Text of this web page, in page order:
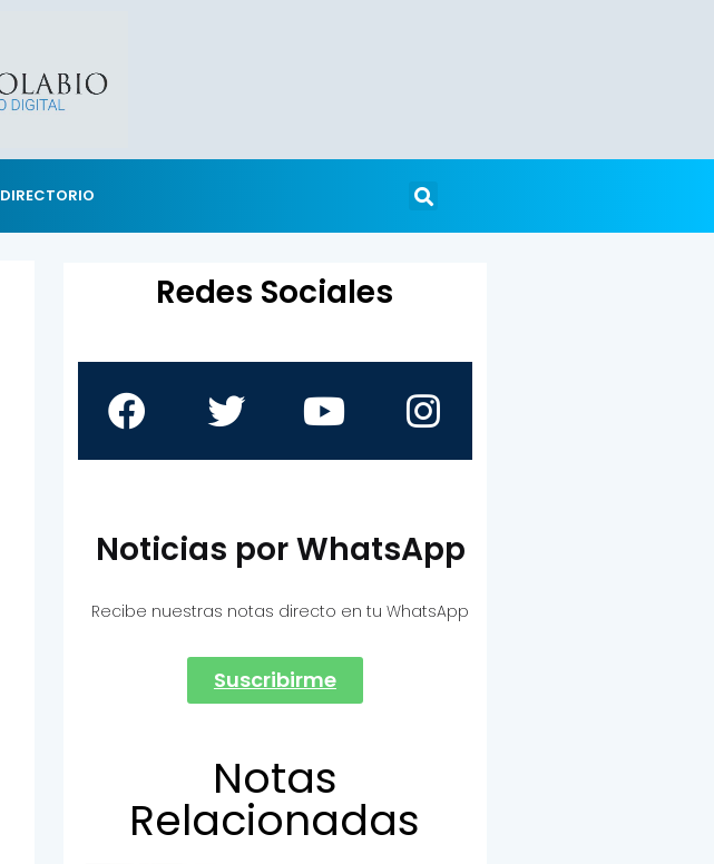
DIRECTORIO
Redes Sociales
Noticias por WhatsApp
Recibe nuestras notas directo en tu WhatsApp
Suscribirme
Notas
Relacionadas